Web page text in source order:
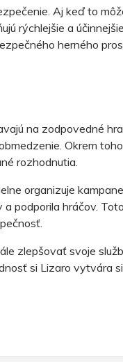
Aj keď to
rýchlejšie a
herného
na zodpovedné
Okrem
rozhodnutia.
organizuje
podporila hráčov.
zlepšovať svoje
si Lizaro vytvára